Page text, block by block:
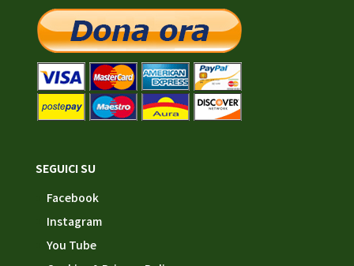
SEGUICI SU
Facebook
Instagram
You Tube